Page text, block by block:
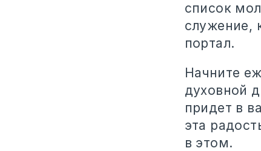
список
служение,
портал.
Начните
духовной
придет в
эта
в этом.